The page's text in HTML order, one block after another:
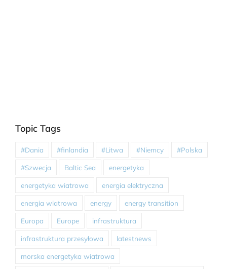
Topic Tags
#Dania #finlandia #Litwa #Niemcy #Polska
#Szwecja Baltic Sea energetyka
energetyka wiatrowa energia elektryczna
energia wiatrowa energy energy transition
Europa Europe infrastruktura
infrastruktura przesyłowa latestnews
morska energetyka wiatrowa